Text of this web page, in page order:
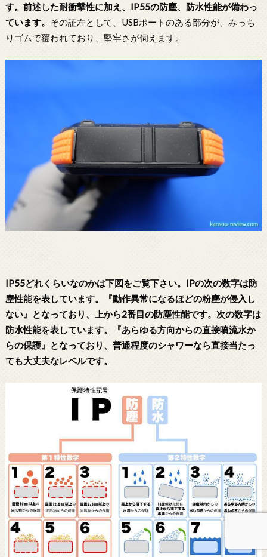
す。前述した耐衝撃性に加え、IP55の防塵、防水性能が備わっ
ています。 その証左として、USBポートのある部分が、みっち
りゴムで覆われており、堅牢さが伺えます。
IP55どれくらいなのかは下図をご覧下さい。IPの次の数字は防
塵性能を表しています。『動作異常になるほどの粉塵が侵入し
ない』となっており、上から2番目の防塵性能です。次の数字は
防水性能を表しています。『あらゆる方向からの直接噴流水か
らの保護』となっており、普通程度のシャワーなら直接当たっ
ても大丈夫なレベルです。